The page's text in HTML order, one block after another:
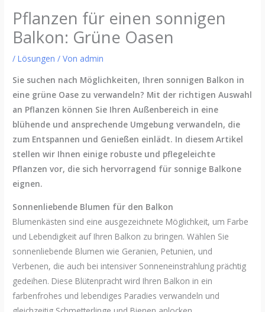
Pflanzen für einen sonnigen
Balkon: Grüne Oasen
/Lösungen / Von admin
Sie suchen nach Möglichkeiten, Ihren sonnigen Balkon in
eine grüne Oase zu verwandeln? Mit der richtigen Auswahl
an Pflanzen können Sie Ihren Außenbereich in eine
blühende und ansprechende Umgebung verwandeln, die
zum Entspannen und Genießen einlädt. In diesem Artikel
stellen wir Ihnen einige robuste und pflegeleichte
Pflanzen vor, die sich hervorragend für sonnige Balkone
eignen.
Sonnenliebende Blumen für den Balkon
Blumenkästen sind eine ausgezeichnete Möglichkeit, um Farbe
und Lebendigkeit auf Ihren Balkon zu bringen. Wählen Sie
sonnenliebende Blumen wie Geranien, Petunien, und
Verbenen, die auch bei intensiver Sonneneinstrahlung prächtig
gedeihen. Diese Blütenpracht wird Ihren Balkon in ein
farbenfrohes und lebendiges Paradies verwandeln und